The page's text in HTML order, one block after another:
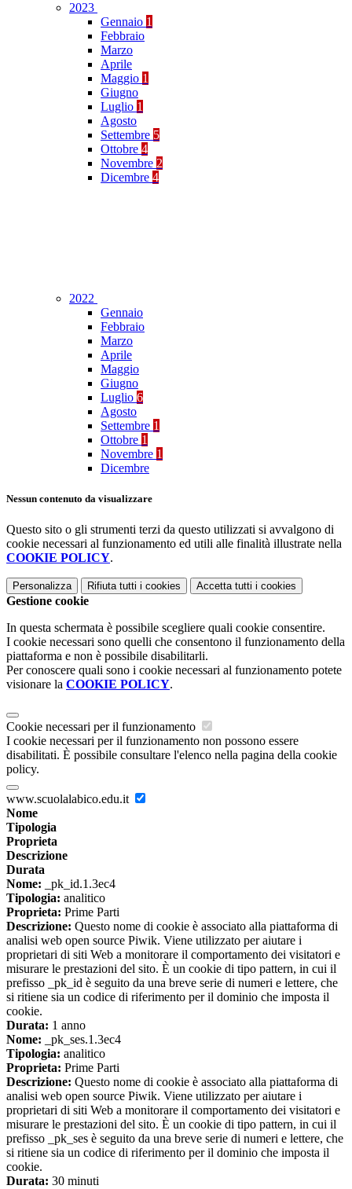
2023
Gennaio 1
Febbraio
Marzo
Aprile
Maggio 1
Giugno
Luglio 1
Agosto
Settembre 5
Ottobre 4
Novembre 2
Dicembre 4
2022
Gennaio
Febbraio
Marzo
Aprile
Maggio
Giugno
Luglio 6
Agosto
Settembre 1
Ottobre 1
Novembre 1
Dicembre
Nessun contenuto da visualizzare
Questo sito o gli strumenti terzi da questo utilizzati si avvalgono di
cookie necessari al funzionamento ed utili alle finalità illustrate nella
COOKIE POLICY.
Personalizza Rifiuta tutti i cookies Accetta tutti i cookies
Gestione cookie
In questa schermata è possibile scegliere quali cookie consentire.
I cookie necessari sono quelli che consentono il funzionamento della
piattaforma e non è possibile disabilitarli.
Per conoscere quali sono i cookie necessari al funzionamento potete
visionare la COOKIE POLICY.
Cookie necessari per il funzionamento
I cookie necessari per il funzionamento non possono essere
disabilitati. È possibile consultare l'elenco nella pagina della cookie
policy.
www.scuolalabico.edu.it
Nome
Tipologia
Proprieta
Descrizione
Durata
Nome: _pk_id.1.3ec4
Tipologia: analitico
Proprieta: Prime Parti
Descrizione: Questo nome di cookie è associato alla piattaforma di
analisi web open source Piwik. Viene utilizzato per aiutare i
proprietari di siti Web a monitorare il comportamento dei visitatori e
misurare le prestazioni del sito. È un cookie di tipo pattern, in cui il
prefisso _pk_id è seguito da una breve serie di numeri e lettere, che
si ritiene sia un codice di riferimento per il dominio che imposta il
cookie.
Durata: 1 anno
Nome: _pk_ses.1.3ec4
Tipologia: analitico
Proprieta: Prime Parti
Descrizione: Questo nome di cookie è associato alla piattaforma di
analisi web open source Piwik. Viene utilizzato per aiutare i
proprietari di siti Web a monitorare il comportamento dei visitatori e
misurare le prestazioni del sito. È un cookie di tipo pattern, in cui il
prefisso _pk_ses è seguito da una breve serie di numeri e lettere, che
si ritiene sia un codice di riferimento per il dominio che imposta il
cookie.
Durata: 30 minuti